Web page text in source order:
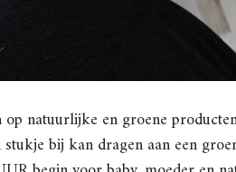
natuurlijke en groene
bij kan dragen aan een